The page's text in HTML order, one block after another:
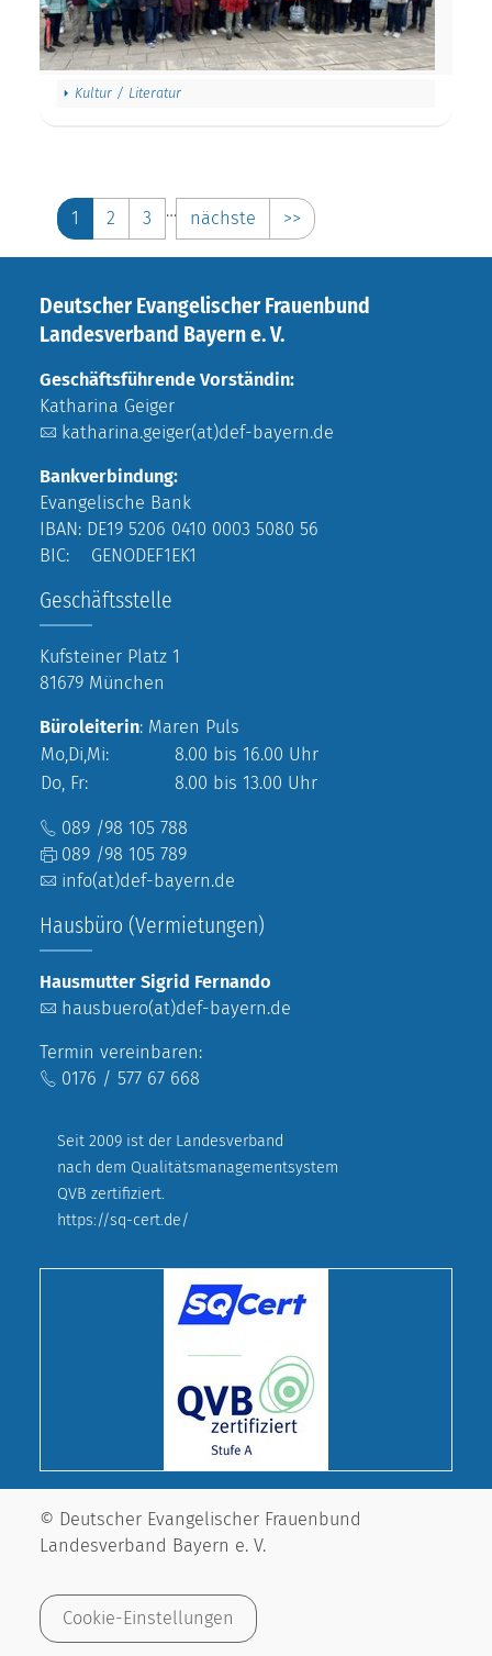
Kultur / Literatur
1 2 3 … nächste >>
Deutscher Evangelischer Frauenbund
Landesverband Bayern e. V.
Geschäftsführende Vorständin:
Katharina Geiger
katharina.geiger(at)def-bayern.de
Bankverbindung:
Evangelische Bank
IBAN: DE19 5206 0410 0003 5080 56
BIC: GENODEF1EK1
Geschäftsstelle
Kufsteiner Platz 1
81679 München
Büroleiterin: Maren Puls
Mo,Di,Mi:
8.00 bis 16.00 Uhr
Do, Fr:
8.00 bis 13.00 Uhr
089 /98 105 788
089 /98 105 789
info(at)def-bayern.de
Hausbüro (Vermietungen)
Hausmutter Sigrid Fernando
hausbuero(at)def-bayern.de
Termin vereinbaren:
0176 / 577 67 668
Seit 2009 ist der Landesverband
nach dem Qualitätsmanagementsystem
QVB zertifiziert.
https://sq-cert.de/
© Deutscher Evangelischer Frauenbund
Landesverband Bayern e. V.
Cookie-Einstellungen